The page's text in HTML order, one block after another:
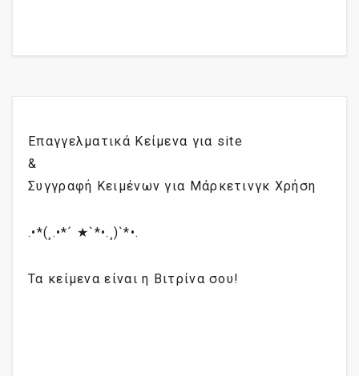
Επαγγελματικά Κείμενα για site
&
Συγγραφή Κειμένων για Μάρκετινγκ Χρήση
.•*(¸.•*´ ★`*•.¸)`*•.
Τα κείμενα είναι η Βιτρίνα σου!